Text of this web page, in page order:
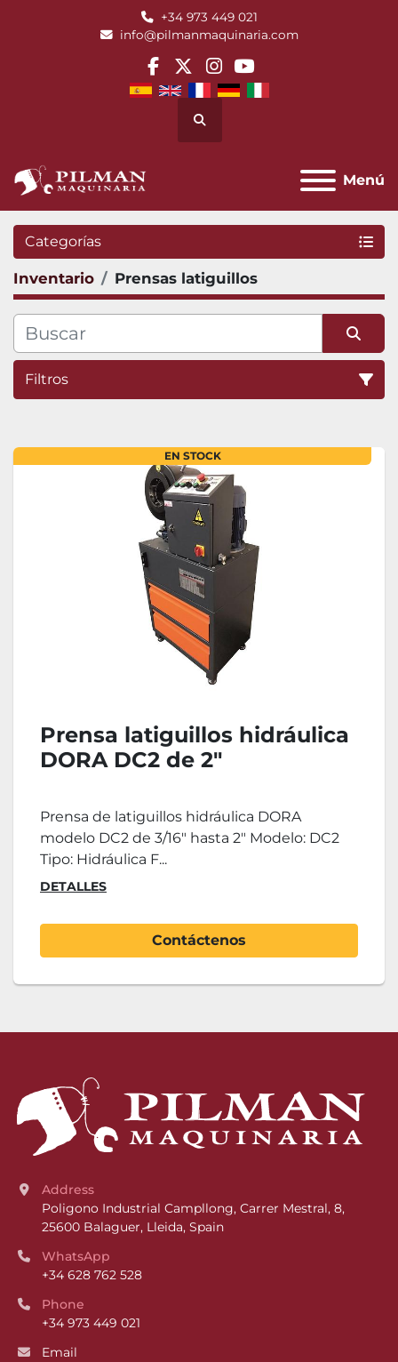
+34 973 449 021
info@pilmanmaquinaria.com
facebook
twitterinstagram
youtube
Buscar
Menú
Categorías
Inventario Prensas latiguillos
Filtros
EN STOCK
Prensa latiguillos hidráulica
DORA DC2 de 2"
Prensa de latiguillos hidráulica DORA
modelo DC2 de 3/16" hasta 2" Modelo: DC2
Tipo: Hidráulica F...
DETALLES
Contáctenos
Address
Poligono Industrial Campllong, Carrer Mestral, 8,
25600 Balaguer, Lleida, Spain
WhatsApp
+34 628 762 528
Phone
+34 973 449 021
Email